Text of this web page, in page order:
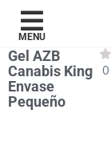
MENU
Gel AZB
Canabis King
Envase
Pequeño
0